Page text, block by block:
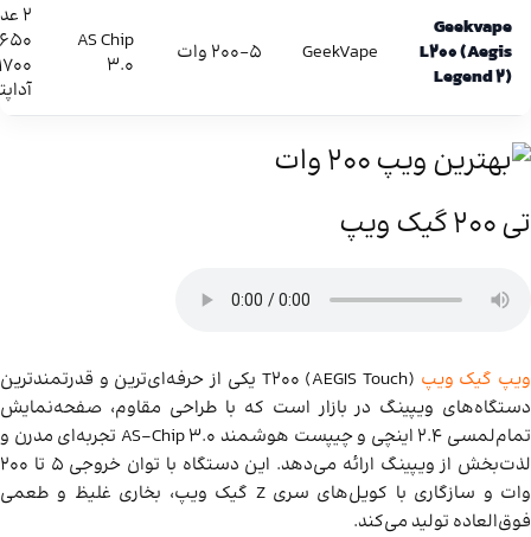
Geekvape
L200 (Aegis
Legend 2)
GeekVape 5–200 وات
AS Chip
3.0
۲
تی ۲۰۰ گیک ویپ
ویپ گیک ویپ
T200 (AEGIS Touch) یکی از حرفه‌ای‌ترین و قدرتمندترین
دستگاه‌های ویپینگ در بازار است که با طراحی مقاوم، صفحه‌نمایش
تمام‌لمسی 2.4 اینچی و چیپست هوشمند AS-Chip 3.0 تجربه‌ای مدرن و
لذت‌بخش از ویپینگ ارائه می‌دهد. این دستگاه با توان خروجی ۵ تا ۲۰۰
وات و سازگاری با کویل‌های سری Z گیک ویپ، بخاری غلیظ و طعمی
فوق‌العاده تولید می‌کند.